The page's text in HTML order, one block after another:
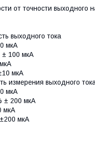
от точности выходного
выходного тока
мкА
± 100 мкА
мкА
измерения выходного
мкА
± 200 мкА
мкА
мкА